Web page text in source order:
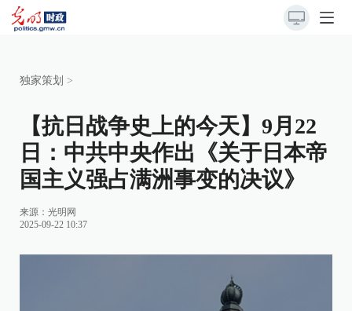
独家策划 >
【抗日战争史上的今天】9月22
日：中共中央作出《关于日本帝
国主义强占满洲事变的决议》
来源： 光明网
2025-09-22 10:37